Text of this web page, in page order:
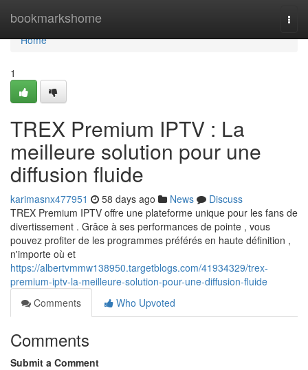
bookmarkshome
Home
Home
1
TREX Premium IPTV : La
meilleure solution pour une
diffusion fluide
karimasnx477951 58 days ago News
Discuss
TREX Premium IPTV offre une plateforme unique pour les fans de
divertissement . Grâce à ses performances de pointe , vous
pouvez profiter de les programmes préférés en haute définition ,
n'importe où et
https://albertvmmw138950.targetblogs.com/41934329/trex-
premium-iptv-la-meilleure-solution-pour-une-diffusion-fluide
Comments
Who Upvoted
Comments
Submit a Comment